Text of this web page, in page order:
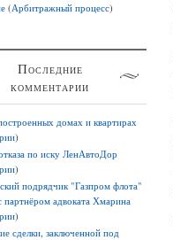
(Арбитражный процесс)
Последние
комментарии
домах и квартирах
)
по иску ЛенАвтоДор
)
подрядчик "Газпром флота"
партнёром адвоката Хмарина
)
сделки, заключенной под